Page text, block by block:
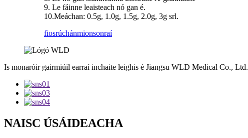
9. Le fáinne leaisteach nó gan é.
10.Meáchan: 0.5g, 1.0g, 1.5g, 2.0g, 3g srl.
fiosrúchánmionsonraí
Is monaróir gairmiúil earraí inchaite leighis é Jiangsu WLD Medical Co., Ltd.
NAISC ÚSÁIDEACHA